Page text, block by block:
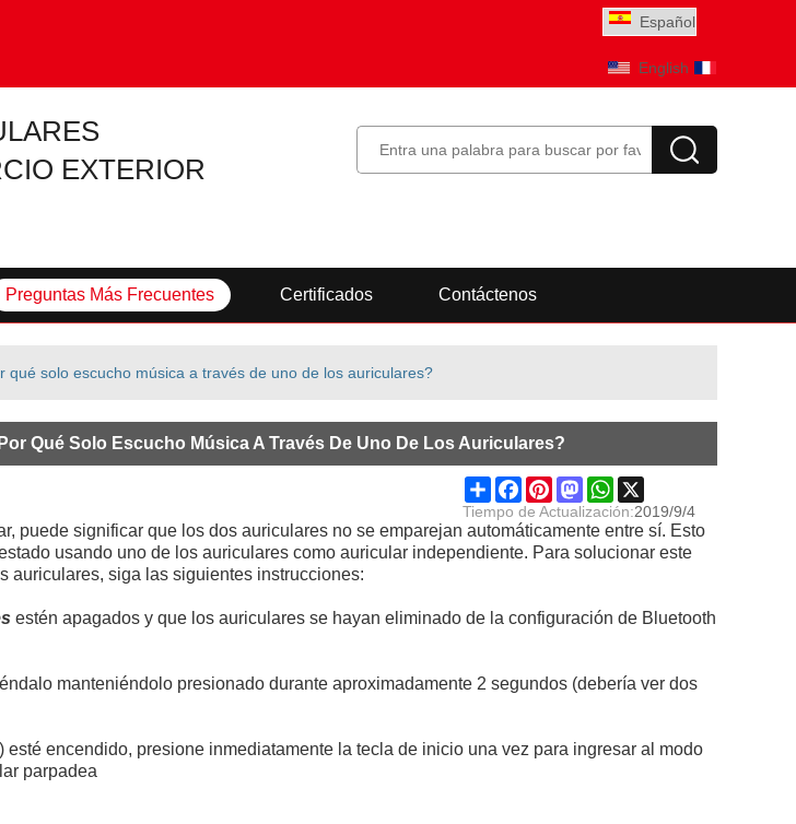
Español
English
EXTERIOR
Preguntas Más Frecuentes Certificados Contáctenos
qué solo escucho música a través de uno de los auriculares?
Qué Solo Escucho Música A Través De Uno De Los Auriculares?
ShareFacebookPinterestMastodonWhatsApp
Tiempo de Actualización:2019/9/4
puede significar que los dos auriculares no se emparejan automáticamente entre sí. Esto
usando uno de los auriculares como auricular independiente. Para solucionar este
auriculares, siga las siguientes instrucciones:
estén apagados y que los auriculares se hayan eliminado de la configuración de Bluetooth
manteniéndolo presionado durante aproximadamente 2 segundos (debería ver dos
encendido, presione inmediatamente la tecla de inicio una vez para ingresar al modo
parpadea